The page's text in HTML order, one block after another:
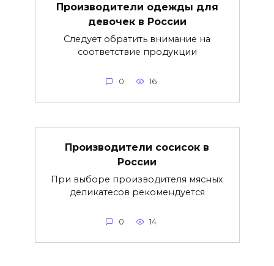
Производители одежды для
девочек в России
Следует обратить внимание на
соответствие продукции
0 16
Производители сосисок в
России
При выборе производителя мясных
деликатесов рекомендуется
0 14